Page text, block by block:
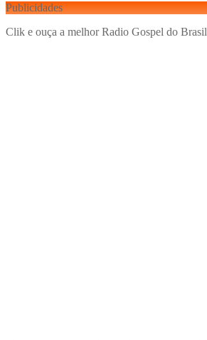
Publicidades
Clik e ouça a melhor Radio Gospel do Brasil